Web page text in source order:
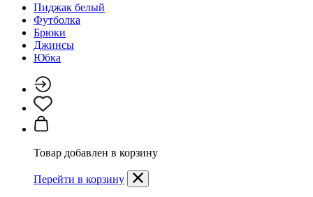
Пиджак белый
Футболка
Брюки
Джинсы
Юбка
Товар добавлен в корзину
Перейти в корзину